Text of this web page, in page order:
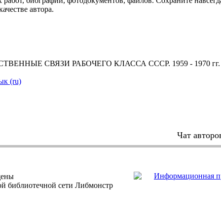
автора.
СВЯЗИ РАБОЧЕГО КЛАССА СССР. 1959 - 1970 гг.
(ru)
Чат
библиотечной сети Либмонстр